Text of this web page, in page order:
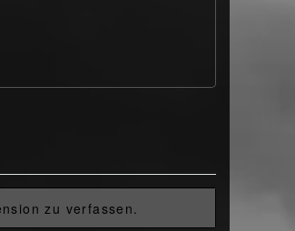
zu verfassen.